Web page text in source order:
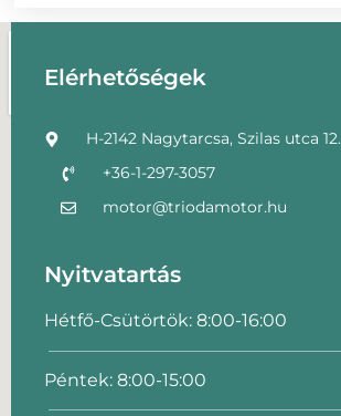
Elérhetőségek
H-2142 Nagytarcsa, Szilas utca 12.
+36-1-297-3057
motor@triodamotor.hu
Nyitvatartás
Hétfő-Csütörtök: 8:00-16:00
Péntek: 8:00-15:00